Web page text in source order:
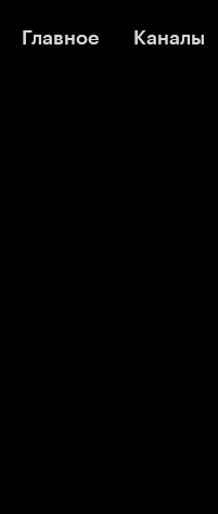
Главное Каналы
Главное Каналы